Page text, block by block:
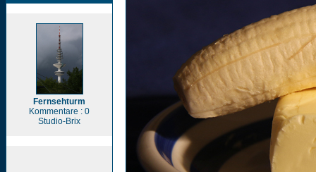
Fernsehturm
Kommentare : 0
Studio-Brix